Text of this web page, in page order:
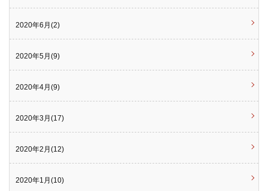
2020年6月(2)
2020年5月(9)
2020年4月(9)
2020年3月(17)
2020年2月(12)
2020年1月(10)